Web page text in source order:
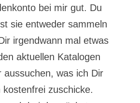
bei mir gut. Du
sie entweder sammeln
irgendwann mal etwas
aktuellen Katalogen
aussuchen, was ich Dir
kostenfrei zuschicke.